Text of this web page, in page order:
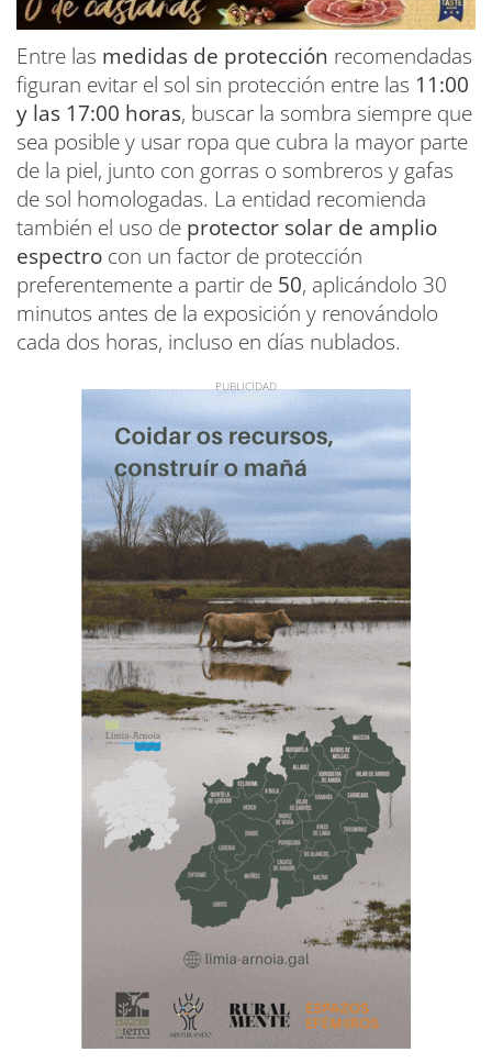
Entre las medidas de protección recomendadas
figuran evitar el sol sin protección entre las 11:00
y las 17:00 horas, buscar la sombra siempre que
sea posible y usar ropa que cubra la mayor parte
de la piel, junto con gorras o sombreros y gafas
de sol homologadas. La entidad recomienda
también el uso de protector solar de amplio
espectro con un factor de protección
preferentemente a partir de 50, aplicándolo 30
minutos antes de la exposición y renovándolo
cada dos horas, incluso en días nublados.